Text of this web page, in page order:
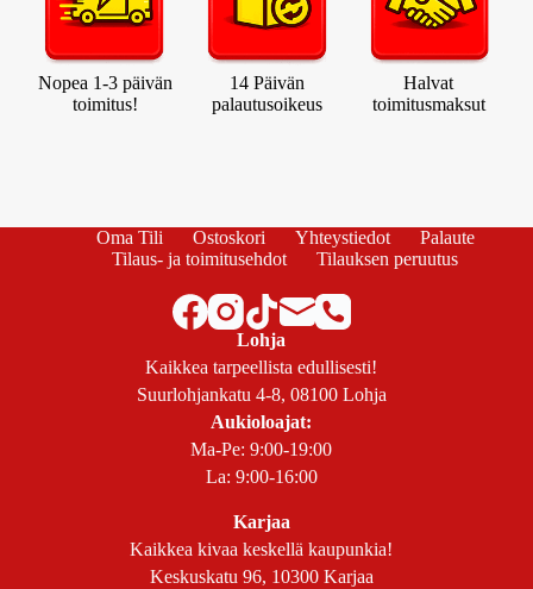
Nopea 1-3 päivän
toimitus!
14 Päivän
palautusoikeus
Halvat
toimitusmaksut
Oma Tili Ostoskori Yhteystiedot
Palaute
Tilaus- ja toimitusehdot
Tilauksen peruutus
Lohja
Kaikkea tarpeellista edullisesti!
Suurlohjankatu 4-8, 08100 Lohja
Aukioloajat:
Ma-Pe: 9:00-19:00
La: 9:00-16:00
Karjaa
Kaikkea kivaa keskellä kaupunkia!
Keskuskatu 96, 10300 Karjaa